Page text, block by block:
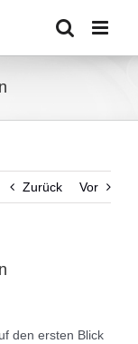
Zurück Vor
den ersten Blick